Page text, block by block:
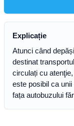
Explicație
Atunci când
destinat
circulați cu
este posibil ca
fața autobuzului